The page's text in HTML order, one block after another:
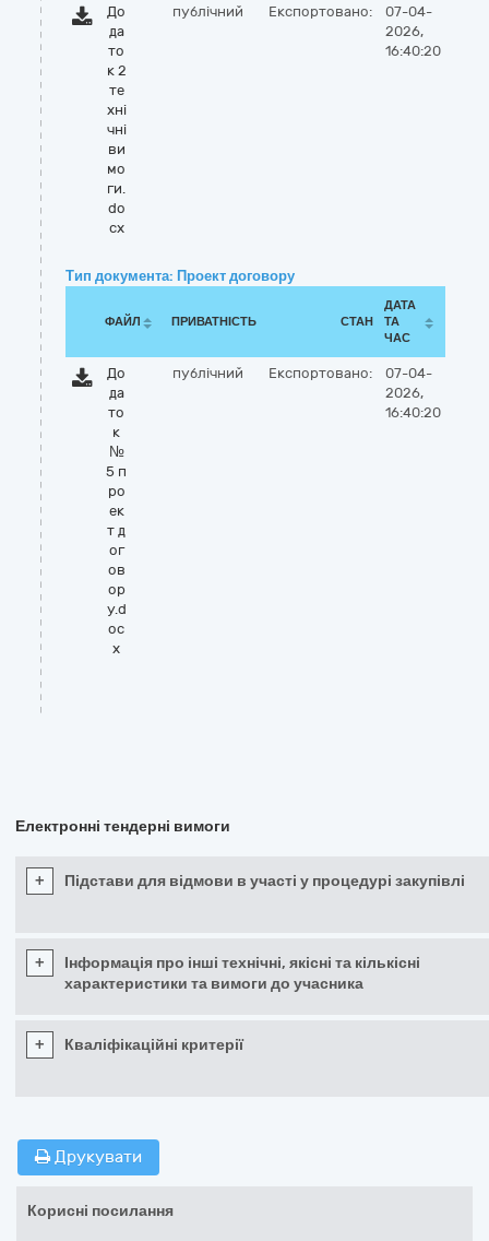
До
да
то
к 2
те
хні
чні
ви
мо
ги.
do
cx
публічний Експортовано:
07-04-
2026,
16:40:20
Тип документа: Проект договору
ФАЙЛ ПРИВАТНІСТЬ СТАН
ДАТА
ТА
ЧАС
До
да
то
к
№
5 п
ро
ек
т д
ог
ов
ор
у.d
oc
x
публічний Експортовано:
07-04-
2026,
16:40:20
Електронні тендерні вимоги
+ Підстави для відмови в участі у процедурі закупівлі
+
Інформація про інші технічні, якісні та кількісні
характеристики та вимоги до учасника
+ Кваліфікаційні критерії
Друкувати
Корисні посилання